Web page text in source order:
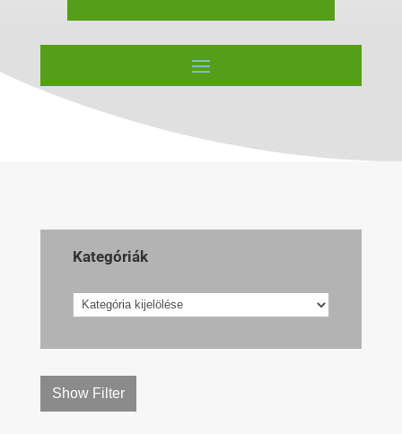
Kategóriák
Kategóriák
Show Filter